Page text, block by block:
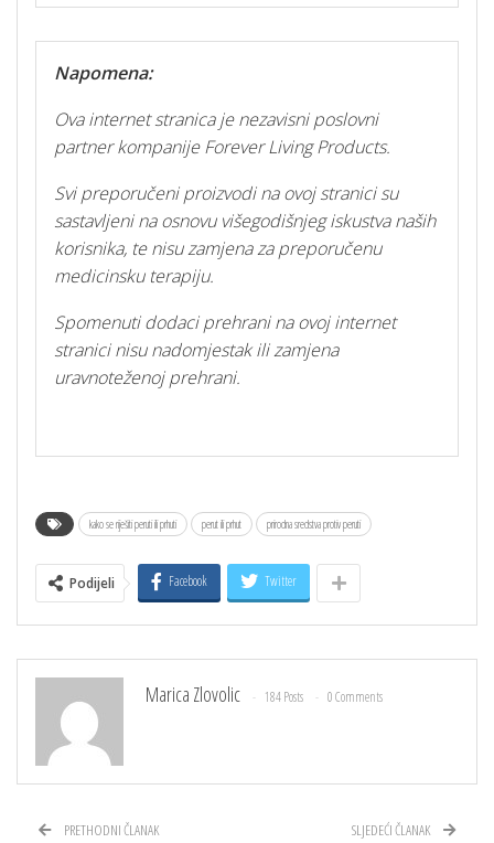
Napomena:
Ova internet stranica je nezavisni poslovni
partner kompanije Forever Living Products.
Svi preporučeni proizvodi na ovoj stranici su
sastavljeni na osnovu višegodišnjeg iskustva naših
korisnika, te nisu zamjena za preporučenu
medicinsku terapiju.
Spomenuti dodaci prehrani na ovoj internet
stranici nisu nadomjestak ili zamjena
uravnoteženoj prehrani.
kako se riješiti peruti ili prhuti perut ili prhut prirodna sredstva protiv peruti
Podijeli Facebook Twitter
Marica Zlovolic 184 Posts 0 Comments
PRETHODNI ČLANAK SLJEDEĆI ČLANAK